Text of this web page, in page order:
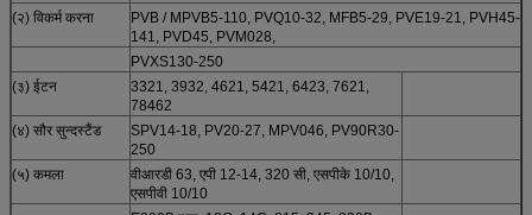
(२) विकर्म करना
PVB / MPVB5-110, PVQ10-32, MFB5-29, PVE19-21, PVH45-
141, PVD45, PVM028,
PVXS130-250
(३) ईटन
3321, 3932, 4621, 5421, 6423, 7621,
78462
(४) सौर सुन्दस्टैंड
SPV14-18, PV20-27, MPV046, PV90R30-
250
(५) कमला
वीआरडी 63, एपी 12-14, 320 सी, एसपीके 10/10,
एसपीवी 10/10